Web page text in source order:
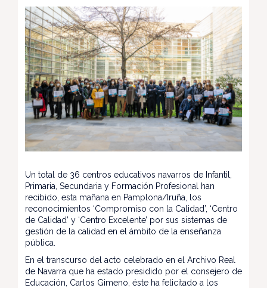
Un total de 36 centros educativos navarros de Infantil,
Primaria, Secundaria y Formación Profesional han
recibido, esta mañana en Pamplona/Iruña, los
reconocimientos ‘Compromiso con la Calidad’, ‘Centro
de Calidad’ y ‘Centro Excelente’ por sus sistemas de
gestión de la calidad en el ámbito de la enseñanza
pública.
En el transcurso del acto celebrado en el Archivo Real
de Navarra que ha estado presidido por el consejero de
Educación, Carlos Gimeno, éste ha felicitado a los